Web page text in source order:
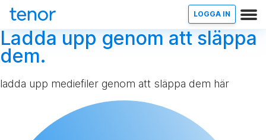
LOGGA IN
Ladda upp genom att släppa
dem.
ladda upp mediefiler genom att släppa dem här